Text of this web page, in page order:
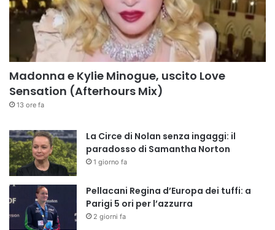
Madonna e Kylie Minogue, uscito Love
Sensation (Afterhours Mix)
13 ore fa
La Circe di Nolan senza ingaggi: il
paradosso di Samantha Norton
1 giorno fa
Pellacani Regina d’Europa dei tuffi: a
Parigi 5 ori per l’azzurra
2 giorni fa